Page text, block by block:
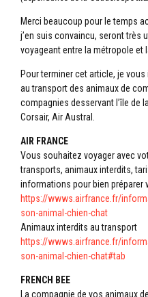
Merci beaucoup pour le temps
j’en suis convaincu, seront très
voyageant entre la métropole et
Pour terminer cet article, je
au transport des animaux de
compagnies desservant l’île de
Corsair, Air Austral.
AIR FRANCE
Vous souhaitez voyager avec
transports, animaux interdits,
informations pour bien préparer
https://wwws.airfrance.fr/
son-animal-chien-chat
Animaux interdits au transport
https://wwws.airfrance.fr/
son-animal-chien-chat#tab
FRENCH BEE
La compagnie de vos animaux